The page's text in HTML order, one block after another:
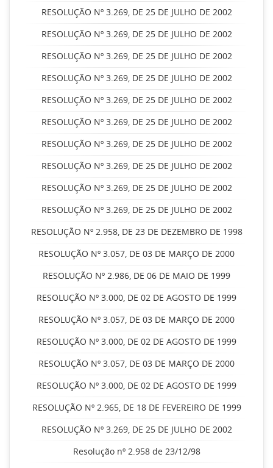
RESOLUÇÃO Nº 3.269, DE 25 DE JULHO DE 2002
RESOLUÇÃO Nº 3.269, DE 25 DE JULHO DE 2002
RESOLUÇÃO Nº 3.269, DE 25 DE JULHO DE 2002
RESOLUÇÃO Nº 3.269, DE 25 DE JULHO DE 2002
RESOLUÇÃO Nº 3.269, DE 25 DE JULHO DE 2002
RESOLUÇÃO Nº 3.269, DE 25 DE JULHO DE 2002
RESOLUÇÃO Nº 3.269, DE 25 DE JULHO DE 2002
RESOLUÇÃO Nº 3.269, DE 25 DE JULHO DE 2002
RESOLUÇÃO Nº 3.269, DE 25 DE JULHO DE 2002
RESOLUÇÃO Nº 3.269, DE 25 DE JULHO DE 2002
RESOLUÇÃO Nº 2.958, DE 23 DE DEZEMBRO DE 1998
RESOLUÇÃO Nº 3.057, DE 03 DE MARÇO DE 2000
RESOLUÇÃO Nº 2.986, DE 06 DE MAIO DE 1999
RESOLUÇÃO Nº 3.000, DE 02 DE AGOSTO DE 1999
RESOLUÇÃO Nº 3.057, DE 03 DE MARÇO DE 2000
RESOLUÇÃO Nº 3.000, DE 02 DE AGOSTO DE 1999
RESOLUÇÃO Nº 3.057, DE 03 DE MARÇO DE 2000
RESOLUÇÃO Nº 3.000, DE 02 DE AGOSTO DE 1999
RESOLUÇÃO Nº 2.965, DE 18 DE FEVEREIRO DE 1999
RESOLUÇÃO Nº 3.269, DE 25 DE JULHO DE 2002
Resolução nº 2.958 de 23/12/98